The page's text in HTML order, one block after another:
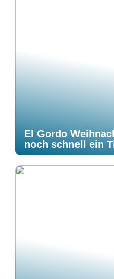
El Gordo
noch schnell ein